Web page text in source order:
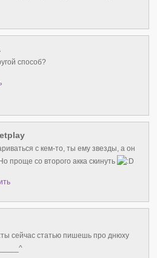
способ?
с кем-то, ты ему звезды, а он
проще со второго акка скинуть
сейчас статью пишешь про днюху